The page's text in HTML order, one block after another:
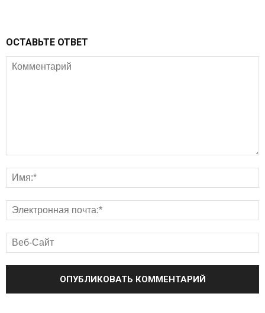
ОСТАВЬТЕ ОТВЕТ